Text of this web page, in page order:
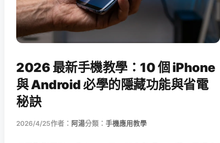
2026 最新手機教學：10 個 iPhone
與 Android 必學的隱藏功能與省電
秘訣
2026/4/25作者： 阿湯分類： 手機應用教學